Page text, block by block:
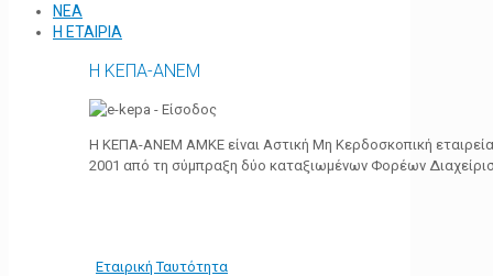
ΝΕΑ
Η ΕΤΑΙΡΙΑ
Η ΚΕΠΑ-ΑΝΕΜ
Η ΚΕΠΑ-ΑΝΕΜ ΑΜΚΕ είναι Αστική Μη Κερδοσκοπική
2001 από τη σύμπραξη δύο καταξιωμένων Φορέων
Εταιρική Ταυτότητα